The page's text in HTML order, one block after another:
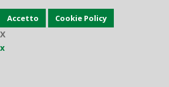
Accetto Cookie Policy
X
x